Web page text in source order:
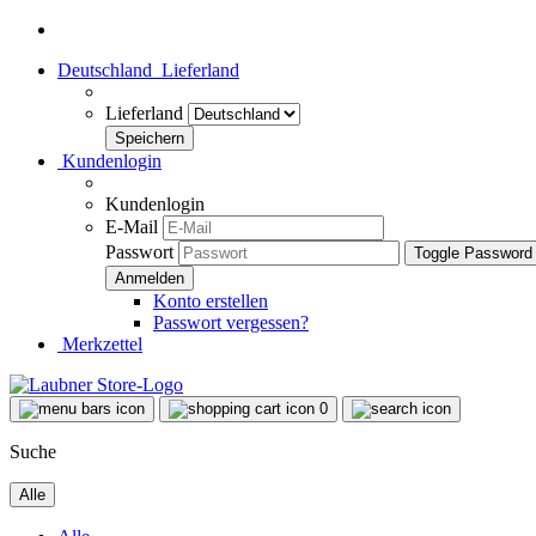
Deutschland Lieferland
Lieferland
Kundenlogin
Kundenlogin
E-Mail
Passwort
Toggle
Konto erstellen
Passwort vergessen?
Merkzettel
0
Suche
Alle